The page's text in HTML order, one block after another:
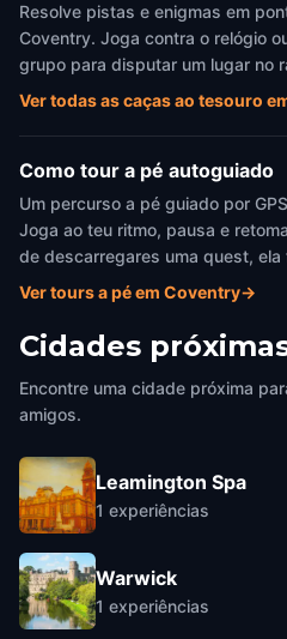
Resolve pistas e enigmas em
Coventry. Joga contra o relógio
grupo para disputar um lugar no
Ver todas as caças ao tesouro
Como tour a pé autoguiado
Um percurso a pé guiado por
Joga ao teu ritmo, pausa e
de descarregares uma quest,
Ver tours a pé em Coventry→
Cidades
Encontre uma cidade próxima
amigos.
Leamington Spa
1 experiências
Warwick
1 experiências